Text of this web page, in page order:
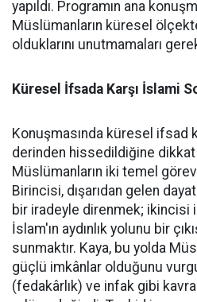
yapıldı. Programın ana
Müslümanların küresel
olduklarını unutmamaları
Küresel İfsada Karşı İslami
Konuşmasında küresel ifsad
derinden hissedildiğine dikkat
Müslümanların iki temel
Birincisi, dışarıdan gelen
bir iradeyle direnmek; ikincisi
İslam'ın aydınlık yolunu bir
sunmaktır. Kaya, bu yolda
güçlü imkânlar olduğunu
(fedakârlık) ve infak gibi